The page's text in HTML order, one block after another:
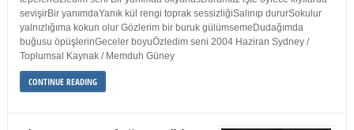
sevişirBir yanımdaYanık kül rengi toprak sessizliğiSalınıp dururSokulur
yalnızlığıma kokun olur Gözlerim bir buruk gülümsemeDudağımda
buğusu öpüşlerinGeceler boyuÖzledim seni 2004 Haziran Sydney /
Toplumsal Kaynak / Memduh Güney
CONTINUE READING